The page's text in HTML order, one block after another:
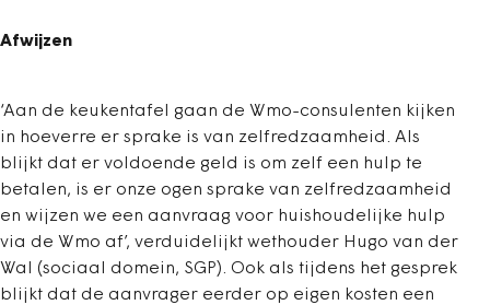
Afwijzen
‘Aan de keukentafel gaan de Wmo-consulenten kijken
in hoeverre er sprake is van zelfredzaamheid. Als
blijkt dat er voldoende geld is om zelf een hulp te
betalen, is er onze ogen sprake van zelfredzaamheid
en wijzen we een aanvraag voor huishoudelijke hulp
via de Wmo af’, verduidelijkt wethouder Hugo van der
Wal (sociaal domein, SGP). Ook als tijdens het gesprek
blijkt dat de aanvrager eerder op eigen kosten een